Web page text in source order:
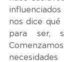
nos dice
para ser,